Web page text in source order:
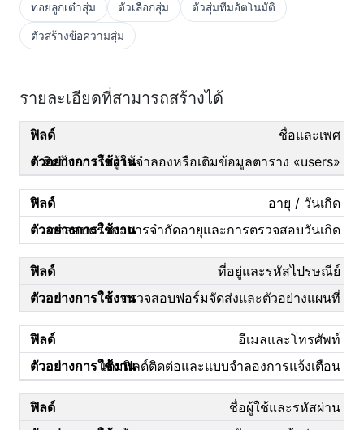
ทอยลูกเต๋าสุ่ม ตัวเลือกสุ่ม ตัวสุ่มทีมอัตโนมัติ
ตัวสร้างข้อความสุ่ม
รายละเอียดที่สามารถสร้างได้
ชื่อและเพศ
ติดป้ายการ์ดผู้ใช้จำลองหรือเติมข้อมูลตาราง «users»
อายุ / วันเกิด
ทดสอบตรรกะการจำกัดอายุและการตรวจสอบวันเกิด
ที่อยู่และรหัสไปรษณีย์
ตรวจสอบฟอร์มจัดส่งและตัวอย่างแผนที่
อีเมลและโทรศัพท์
เติมฟิลด์ติดต่อและแบบจำลองการแจ้งเตือน
ชื่อผู้ใช้และรหัสผ่าน